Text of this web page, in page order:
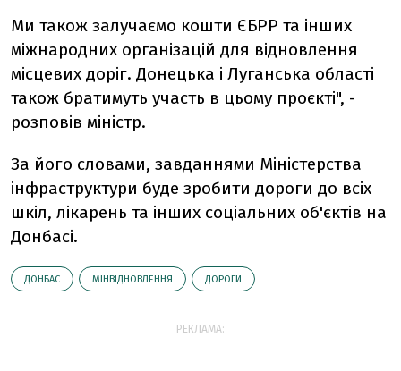
Ми також залучаємо кошти ЄБРР та інших
міжнародних організацій для відновлення
місцевих доріг. Донецька і Луганська області
також братимуть участь в цьому проєкті", -
розповів міністр.
За його словами, завданнями Міністерства
інфраструктури буде зробити дороги до всіх
шкіл, лікарень та інших соціальних об'єктів на
Донбасі.
ДОНБАС МІНВІДНОВЛЕННЯ ДОРОГИ
РЕКЛАМА: